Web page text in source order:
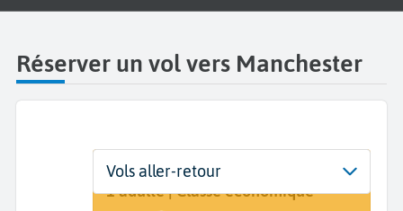
Réserver un vol vers Manchester
Départ
De...
Dates
Dates de votre voyage
Voyageurs | Classe
1 adulte | Classe économique
Vols aller-retour